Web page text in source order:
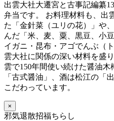
出雲大社大遷宮と古事記編纂
弁当です。 お料理材料も、出
た「金針菜（ユリの花）」や
んだ「米、麦、粟、黒豆、小
イガニ・昆布・アゴでんぶ（
雲大社に関係の深い材料を盛
雲で150年間使い続けた醤油
「古式醤油」、酒は松江の「
こだわっています。
×
邪気退散招福ちらし